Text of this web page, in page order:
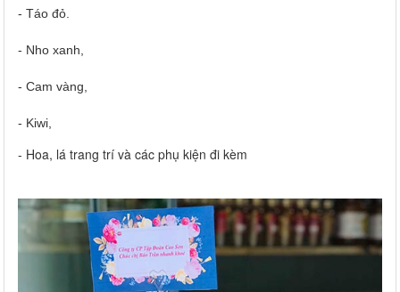
- Táo đỏ.
- Nho xanh,
- Cam vàng,
- Kiwi,
- Hoa, lá trang trí và các phụ kiện đi kèm